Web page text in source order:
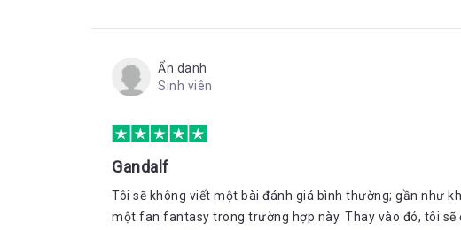
Ẩn danh
Sinh viên
Gandalf
Tôi sẽ không viết một bài đánh giá bình thường; gần như
một fan fantasy trong trường hợp này. Thay vào đó, tôi